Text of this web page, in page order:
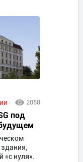
2058
под
нуля».